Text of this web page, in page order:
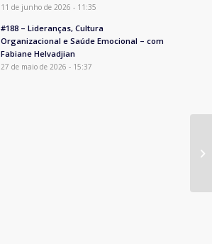
11 de junho de 2026 - 11:35
#188 – Lideranças, Cultura
Organizacional e Saúde Emocional – com
Fabiane Helvadjian
27 de maio de 2026 - 15:37